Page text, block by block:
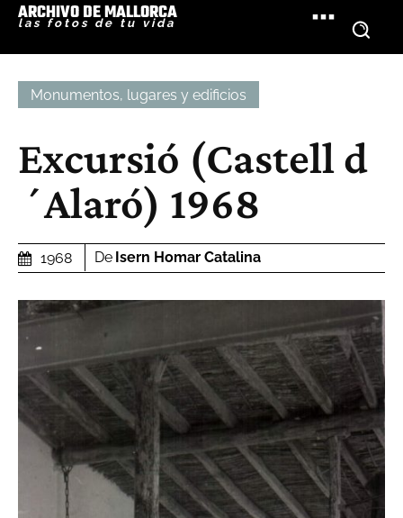
ARCHIVO DE MALLORCA
las fotos de tu vida
Monumentos, lugares y edificios
Excursió (Castell d
´Alaró) 1968
1968 De Isern Homar Catalina